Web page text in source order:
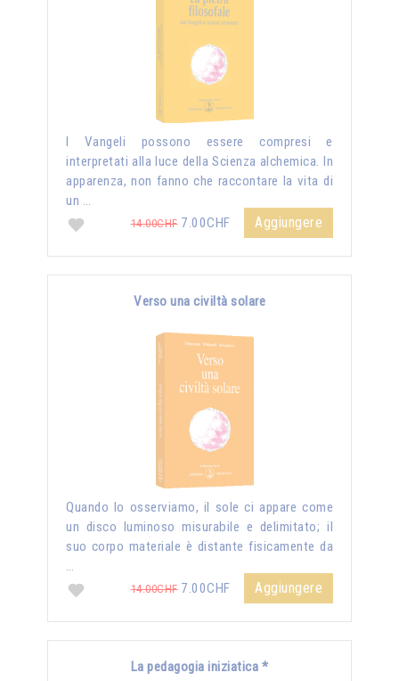
I Vangeli possono essere compresi e
interpretati alla luce della Scienza alchemica. In
apparenza, non fanno che raccontare la vita di
un …
14.00CHF7.00CHF Aggiungere
Verso una civiltà solare
Quando lo osserviamo, il sole ci appare come
un disco luminoso misurabile e delimitato; il
suo corpo materiale è distante fisicamente da
…
14.00CHF7.00CHF Aggiungere
La pedagogia iniziatica *